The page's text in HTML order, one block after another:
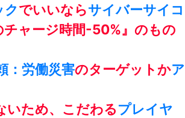
クでいいならサイバーサイコ
ャージ時間-50%』のもの
：労働災害のターゲットかア
いため、こだわるプレイヤ